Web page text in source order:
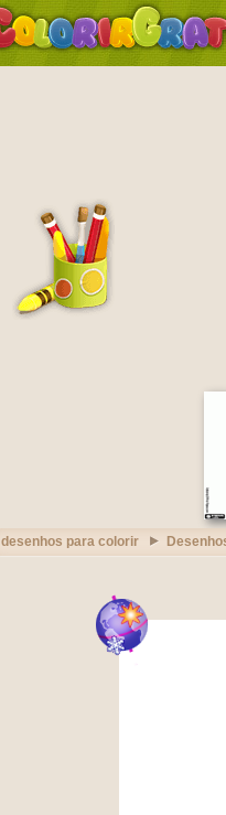
desenhos para colorir